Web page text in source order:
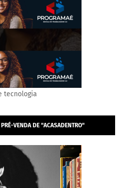
tecnologia
VENDA DE "ACASADENTRO"